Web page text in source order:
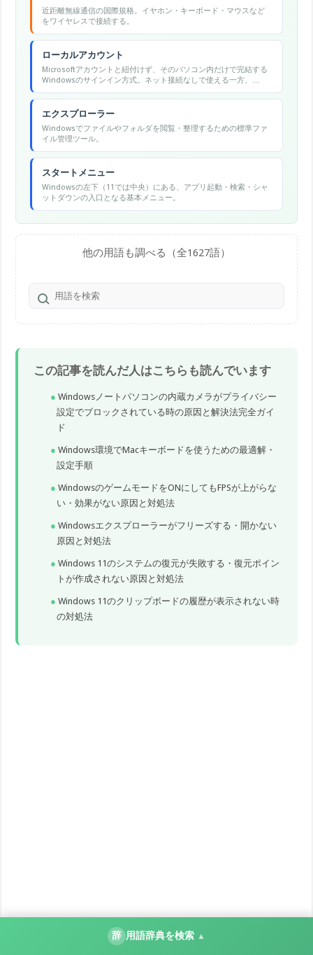
近距離無線通信の国際規格。イヤホン・キーボード・マウスなど
をワイヤレスで接続する。
ローカルアカウント
Microsoftアカウントと紐付けず、そのパソコン内だけで完結する
Windowsのサインイン方式。ネット接続なしで使える一方、
OneDrive同期やストア購入などクラウド連携機能は制限される。
エクスプローラー
Windowsでファイルやフォルダを閲覧・整理するための標準ファ
イル管理ツール。
スタートメニュー
Windowsの左下（11では中央）にある、アプリ起動・検索・シャ
ットダウンの入口となる基本メニュー。
他の用語も調べる（全1627語）
この記事を読んだ人はこちらも読んでいます
Windowsノートパソコンの内蔵カメラがプライバシー
設定でブロックされている時の原因と解決法完全ガイ
ド
Windows環境でMacキーボードを使うための最適解・
設定手順
WindowsのゲームモードをONにしてもFPSが上がらな
い・効果がない原因と対処法
Windowsエクスプローラーがフリーズする・開かない
原因と対処法
Windows 11のシステムの復元が失敗する・復元ポイン
トが作成されない原因と対処法
Windows 11のクリップボードの履歴が表示されない時
の対処法
辞 用語辞典を検索 ▲